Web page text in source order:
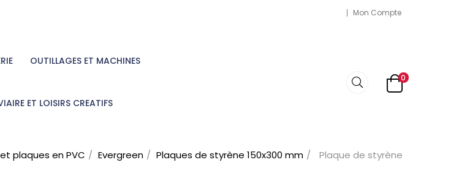
Mon Compte
OUTILLAGES ET MACHINES
ET LOISIRS CREATIFS
0
plaques en PVC Evergreen Plaques de styrène 150x300 mm
Plaque de styrène